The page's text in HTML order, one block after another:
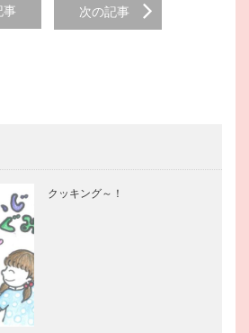
事 次の記事
クッキング～！